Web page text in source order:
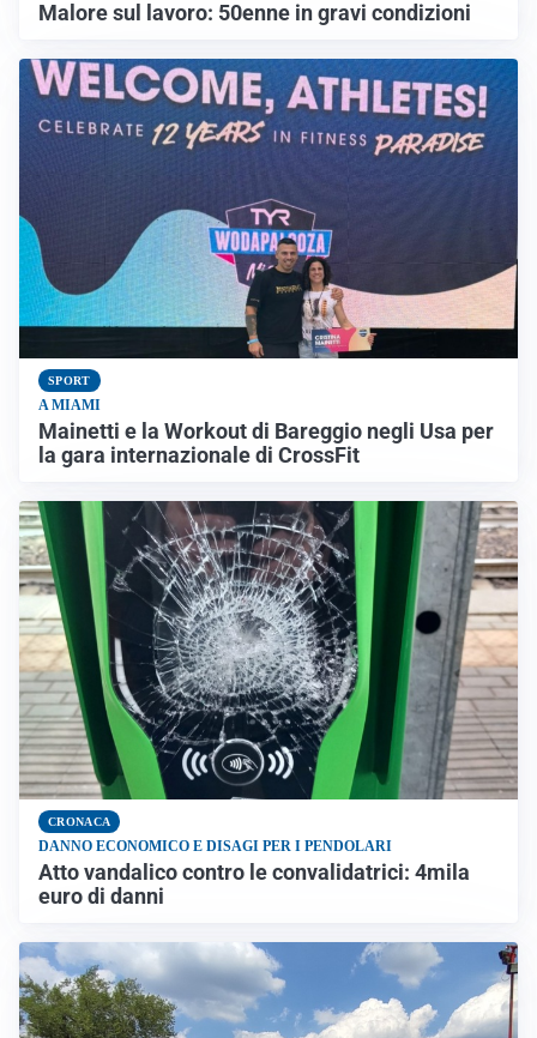
Malore sul lavoro: 50enne in gravi condizioni
SPORT
A MIAMI
Mainetti e la Workout di Bareggio negli Usa per
la gara internazionale di CrossFit
CRONACA
DANNO ECONOMICO E DISAGI PER I PENDOLARI
Atto vandalico contro le convalidatrici: 4mila
euro di danni